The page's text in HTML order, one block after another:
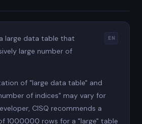
EN
large data table that
large number of
of "large data table" and
of indices" may vary for
CISQ recommends a
1000000 rows for a "large" table